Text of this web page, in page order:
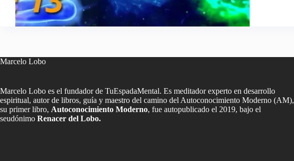
Marcelo Lobo
Marcelo Lobo es el fundador de TuEspadaMental. Es meditador experto en desarrollo
espiritual, autor de libros, guía y maestro del camino del Autoconocimiento Moderno (AM),
su primer libro, Autoconocimiento Moderno, fue autopublicado el 2019, bajo el
seudónimo Renacer del Lobo.